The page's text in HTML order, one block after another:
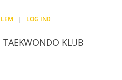
| LOG IND
TAEKWONDO KLUB